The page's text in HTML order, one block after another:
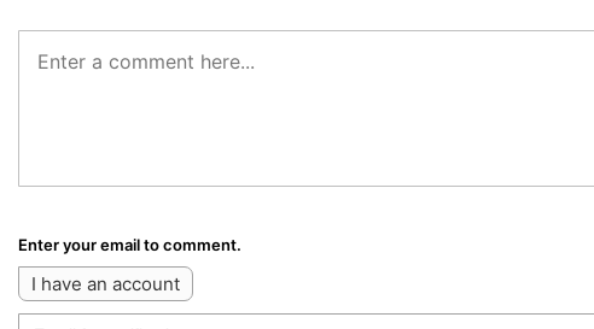
Enter your email to comment.
I have an account